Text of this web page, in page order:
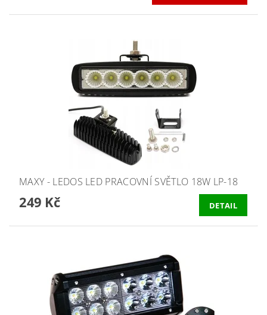
MAXY - LEDOS LED PRACOVNÍ SVĚTLO 18W LP-18
249 Kč DETAIL